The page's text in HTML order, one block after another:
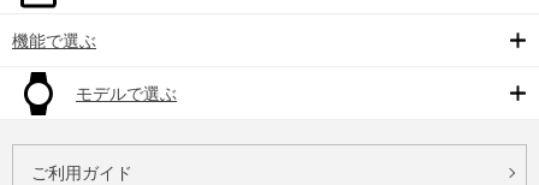
機能で選ぶ
モデルで選ぶ
ご利用ガイド